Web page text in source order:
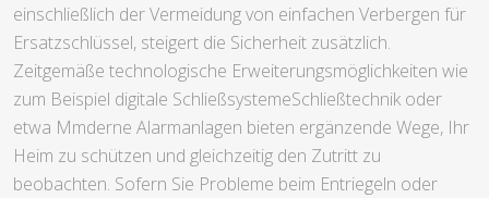
einschließlich der Vermeidung von einfachen Verbergen für
Ersatzschlüssel, steigert die Sicherheit zusätzlich.
Zeitgemäße technologische Erweiterungsmöglichkeiten wie
zum Beispiel digitale SchließsystemeSchließtechnik oder
etwa Mmderne Alarmanlagen bieten ergänzende Wege, Ihr
Heim zu schützen und gleichzeitig den Zutritt zu
beobachten. Sofern Sie Probleme beim Entriegeln oder